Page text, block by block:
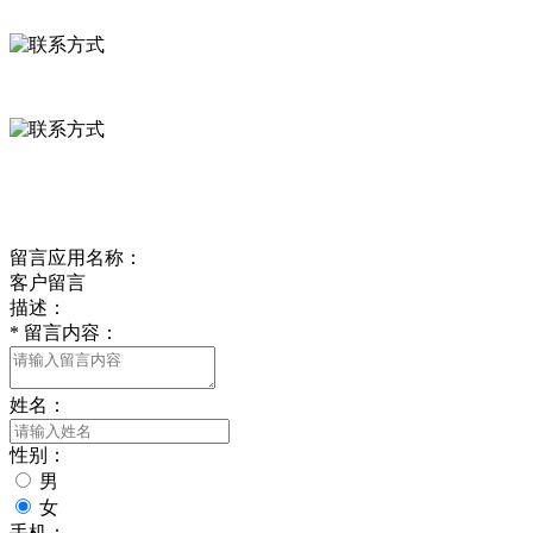
留言应用名称：
客户留言
描述：
* 留言内容：
姓名：
性别：
男
女